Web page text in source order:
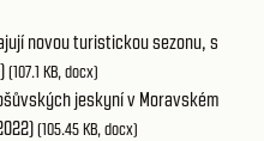
novou turistickou sezonu, s
(107.1 KB, docx)
jeskyní v Moravském
(105.45 KB, docx)